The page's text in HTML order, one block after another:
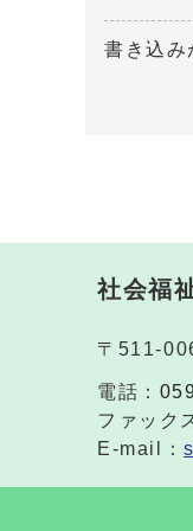
書き込み
社会福
〒511-
電話：
ファック
E-mail：